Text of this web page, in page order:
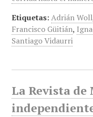
Etiquetas: Adrián Woll
Francisco Güitián,
Santiago Vidaurri
La Revista